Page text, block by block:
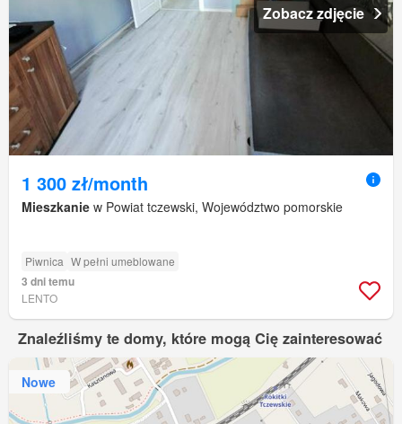
Zobacz zdjęcie
1 300 zł/month
Mieszkanie w Powiat tczewski, Województwo pomorskie
Piwnica W pełni umeblowane
3 dni temu
LENTO
Znaleźliśmy te domy, które mogą Cię zainteresować
Nowe